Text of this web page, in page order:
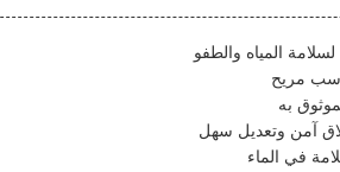
المياه والطفو
آمن وتعديل سهل
في الماء